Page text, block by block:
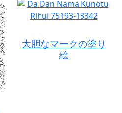
大胆なマークの塗り
絵